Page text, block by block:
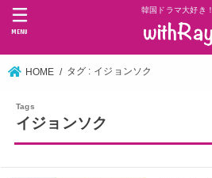
韓国ドラマ大好き！
MENU
HOME タグ : イジョンソク
イジョンソク